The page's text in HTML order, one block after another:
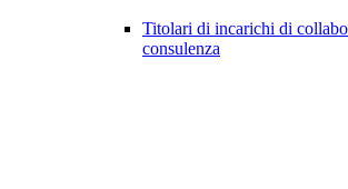
Titolari di incarichi di
consulenza